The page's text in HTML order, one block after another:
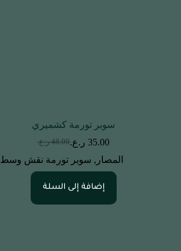
سوبر تورمة كشميري
48.00 ر.ع. السعر
الأصلي
هو:
48.00 ر.ع..
35.00 ر.ع.السعر
الحالي
هو:
35.00 ر.ع..
المصار , سوبر تورمة نقش وسط
إضافة إلى السلة